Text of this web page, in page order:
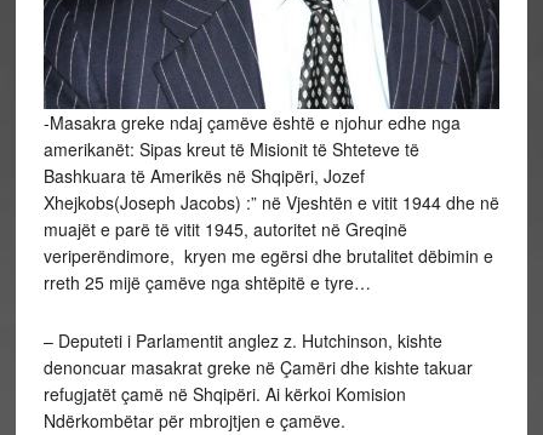
-Masakra greke ndaj çamëve është e njohur edhe nga
amerikanët: Sipas kreut të Misionit të Shteteve të
Bashkuara të Amerikës në Shqipëri, Jozef
Xhejkobs(Joseph Jacobs) :” në Vjeshtën e vitit 1944 dhe në
muajët e parë të vitit 1945, autoritet në Greqinë
veriperëndimore, kryen me egërsi dhe brutalitet dëbimin e
rreth 25 mijë çamëve nga shtëpitë e tyre…
– Deputeti i Parlamentit anglez z. Hutchinson, kishte
denoncuar masakrat greke në Çamëri dhe kishte takuar
refugjatët çamë në Shqipëri. Ai kërkoi Komision
Ndërkombëtar për mbrojtjen e çamëve.